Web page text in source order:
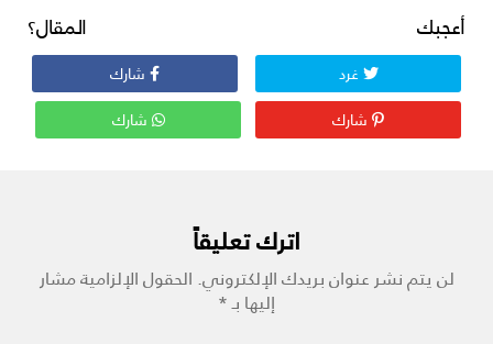
أعجبك المقال؟
غرد
شارك
شارك
شارك
اترك تعليقاً
لن يتم نشر عنوان بريدك الإلكتروني.الحقول الإلزامية مشار
إليها بـ*